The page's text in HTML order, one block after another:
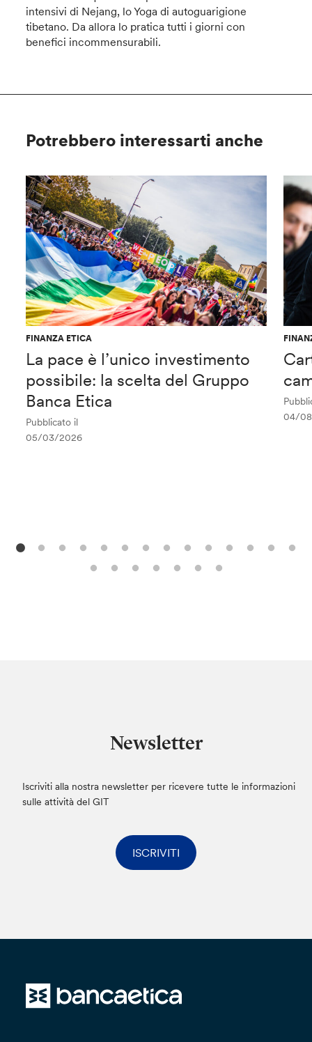
intensivi di Nejang, lo Yoga di autoguarigione
tibetano. Da allora lo pratica tutti i giorni con
benefici incommensurabili.
Potrebbero interessarti anche
FINANZA ETICA
La pace è l’unico investimento
possibile: la scelta del Gruppo
Banca Etica
Pubblicato il
05/03/2026
04/
Newsletter
Iscriviti alla nostra newsletter per ricevere tutte le informazioni
sulle attività del GIT
ISCRIVITI